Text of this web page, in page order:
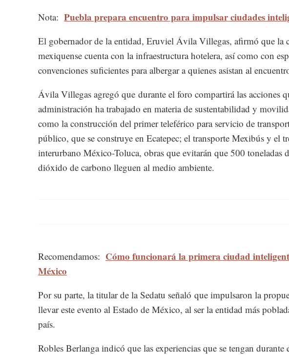
Nota: Puebla prepara encuentro para impulsar ciudades
El gobernador de la entidad, Eruviel Ávila Villegas, afirmó que la
mexiquense cuenta con la infraestructura hotelera, así como con
convenciones suficientes para albergar a quienes asistan al
Ávila Villegas agregó que durante el foro compartirá las acciones
administración ha trabajado en materia de sustentabilidad y
como la construcción del primer teleférico para servicio de
público, que se construye en Ecatepec; el transporte Mexibús y el
interurbano México-Toluca, obras que evitarán que 500 toneladas
dióxido de carbono lleguen al medio ambiente.
Recomendamos: Cómo funcionará la primera ciudad
México
Por su parte, la titular de la Sedatu señaló que impulsaron la
llevar este evento al Estado de México, al ser la entidad más
país.
Robles Berlanga indicó que las experiencias que se tengan durante